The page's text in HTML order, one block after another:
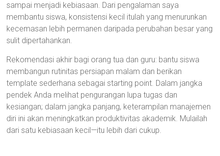
sampai menjadi kebiasaan. Dari pengalaman saya
membantu siswa, konsistensi kecil itulah yang menurunkan
kecemasan lebih permanen daripada perubahan besar yang
sulit dipertahankan.
Rekomendasi akhir bagi orang tua dan guru: bantu siswa
membangun rutinitas persiapan malam dan berikan
template sederhana sebagai starting point. Dalam jangka
pendek Anda melihat pengurangan lupa tugas dan
kesiangan; dalam jangka panjang, keterampilan manajemen
diri ini akan meningkatkan produktivitas akademik. Mulailah
dari satu kebiasaan kecil—itu lebih dari cukup.